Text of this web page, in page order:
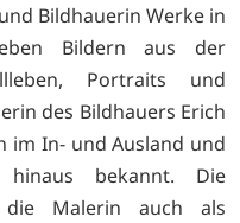
Bildhauerin Werke in
Bildern aus der
Portraits und
des Bildhauers Erich
im In- und Ausland und
bekannt. Die
die Malerin auch als